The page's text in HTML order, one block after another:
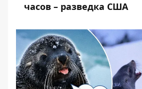
часов – разведка США